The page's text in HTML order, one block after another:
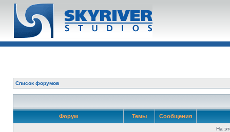
Список форумов
Форум Темы Сообщения
На